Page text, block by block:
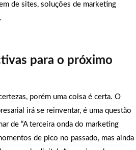
de sites, soluções de marketing
para o próximo
porém uma coisa é certa. O
irá se reinventar, é uma questão
de “A terceira onda do marketing
de pico no passado, mas ainda